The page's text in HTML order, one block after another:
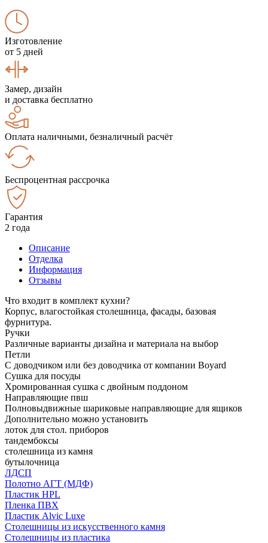
Изготовление
от 5 дней
Замер, дизайн
и доставка бесплатно
Оплата наличными, безналичный расчёт
Беспроцентная рассрочка
Гарантия
2 года
Описание
Отделка
Информация
Отзывы
Что входит в комплект кухни?
Корпус, влагостойкая столешница, фасады, базовая
фурнитура.
Ручки
Различные варианты дизайна и материала на выбор
Петли
С доводчиком или без доводчика от компании Boyard
Сушка для посуды
Хромированная сушка с двойным поддоном
Направляющие пвш
Полновыдвижные шариковые направляющие для ящиков
Дополнительно можно установить
лоток для стол. приборов
тандембоксы
столешница из камня
бутылочница
ЛДСП
Полотно АГТ (МДФ)
Пластик HPL
Пленка ПВХ
Пластик Alvic Luxe
Столешницы из искусственного камня
Столешницы из пластика